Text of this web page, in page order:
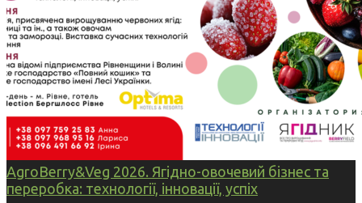
AgroBerry&Veg 2026. Ягідно-овочевий бізнес та
переробка: технології, інновації, успіх